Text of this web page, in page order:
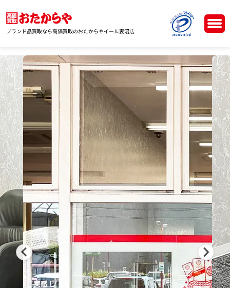
ブランド品買取なら高価買取のおたからやイール妻沼店